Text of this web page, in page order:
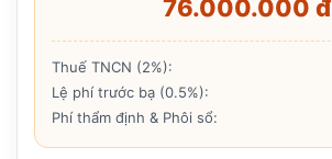
76.000.000 đ
Thuế TNCN (2%):
Lệ phí trước bạ (0.5%):
Phí thẩm định & Phôi sổ: